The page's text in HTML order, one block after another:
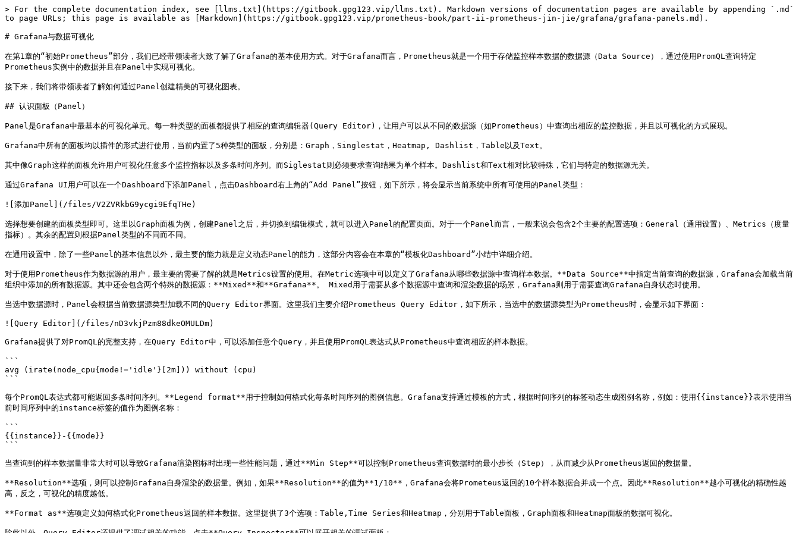
> For the complete documentation index, see [llms.txt](https://gitbook.gpg123.vip/llms.txt). Markdown versions of documentation pages are available by appending `.md`
to page URLs; this page is available as [Markdown](https://gitbook.gpg123.vip/prometheus-book/part-ii-prometheus-jin-jie/grafana/grafana-panels.md).
# Grafana与数据可视化
在第1章的“初始Prometheus”部分，我们已经带领读者大致了解了Grafana的基本使用方式。对于Grafana而言，Prometheus就是一个用于存储监控样本数据的数据源（Data Source），通过使用PromQL查询特定
Prometheus实例中的数据并且在Panel中实现可视化。
接下来，我们将带领读者了解如何通过Panel创建精美的可视化图表。
## 认识面板（Panel）
Panel是Grafana中最基本的可视化单元。每一种类型的面板都提供了相应的查询编辑器(Query Editor)，让用户可以从不同的数据源（如Prometheus）中查询出相应的监控数据，并且以可视化的方式展现。
Grafana中所有的面板均以插件的形式进行使用，当前内置了5种类型的面板，分别是：Graph，Singlestat，Heatmap, Dashlist，Table以及Text。
其中像Graph这样的面板允许用户可视化任意多个监控指标以及多条时间序列。而Siglestat则必须要求查询结果为单个样本。Dashlist和Text相对比较特殊，它们与特定的数据源无关。
通过Grafana UI用户可以在一个Dashboard下添加Panel，点击Dashboard右上角的“Add Panel”按钮，如下所示，将会显示当前系统中所有可使用的Panel类型：
![添加Panel](/files/V2ZVRkbG9ycgi9EfqTHe)
选择想要创建的面板类型即可。这里以Graph面板为例，创建Panel之后，并切换到编辑模式，就可以进入Panel的配置页面。对于一个Panel而言，一般来说会包含2个主要的配置选项：General（通用设置）、Metrics（度量
指标）。其余的配置则根据Panel类型的不同而不同。
在通用设置中，除了一些Panel的基本信息以外，最主要的能力就是定义动态Panel的能力，这部分内容会在本章的“模板化Dashboard”小结中详细介绍。
对于使用Prometheus作为数据源的用户，最主要的需要了解的就是Metrics设置的使用。在Metric选项中可以定义了Grafana从哪些数据源中查询样本数据。**Data Source**中指定当前查询的数据源，Grafana会加载当前
组织中添加的所有数据源。其中还会包含两个特殊的数据源：**Mixed**和**Grafana**。 Mixed用于需要从多个数据源中查询和渲染数据的场景，Grafana则用于需要查询Grafana自身状态时使用。
当选中数据源时，Panel会根据当前数据源类型加载不同的Query Editor界面。这里我们主要介绍Prometheus Query Editor，如下所示，当选中的数据源类型为Prometheus时，会显示如下界面：
![Query Editor](/files/nD3vkjPzm88dkeOMULDm)
Grafana提供了对PromQL的完整支持，在Query Editor中，可以添加任意个Query，并且使用PromQL表达式从Prometheus中查询相应的样本数据。
```
avg (irate(node_cpu{mode!='idle'}[2m])) without (cpu)
```
每个PromQL表达式都可能返回多条时间序列。**Legend format**用于控制如何格式化每条时间序列的图例信息。Grafana支持通过模板的方式，根据时间序列的标签动态生成图例名称，例如：使用{{instance}}表示使用当
前时间序列中的instance标签的值作为图例名称：
```
{{instance}}-{{mode}}
```
当查询到的样本数据量非常大时可以导致Grafana渲染图标时出现一些性能问题，通过**Min Step**可以控制Prometheus查询数据时的最小步长（Step），从而减少从Prometheus返回的数据量。
**Resolution**选项，则可以控制Grafana自身渲染的数据量。例如，如果**Resolution**的值为**1/10**，Grafana会将Prometeus返回的10个样本数据合并成一个点。因此**Resolution**越小可视化的精确性越
高，反之，可视化的精度越低。
**Format as**选项定义如何格式化Prometheus返回的样本数据。这里提供了3个选项：Table,Time Series和Heatmap，分别用于Table面板，Graph面板和Heatmap面板的数据可视化。